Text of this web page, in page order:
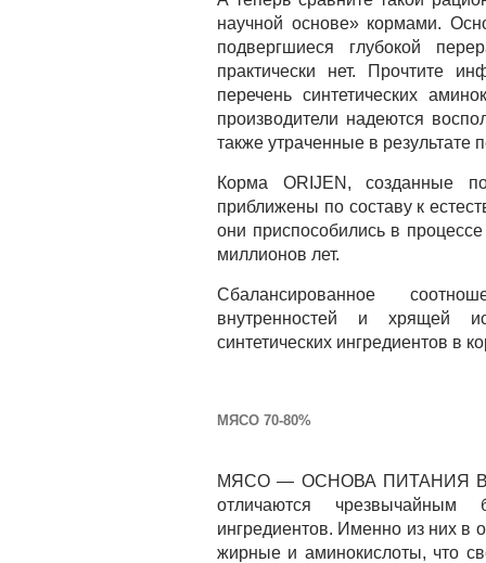
научной основе» кормами.
подвергшиеся глубокой
практически нет. Прочтите
перечень синтетических
производители надеются
также утраченные в результате
Корма ORIJEN, созданные
приближены по составу к
они приспособились в
миллионов лет.
Сбалансированное
внутренностей и хрящей
синтетических ингредиентов в
МЯСО 70-80%
МЯСО — ОСНОВА ПИТАНИЯ
отличаются чрезвычайным
ингредиентов. Именно из них в
жирные и аминокислоты, что